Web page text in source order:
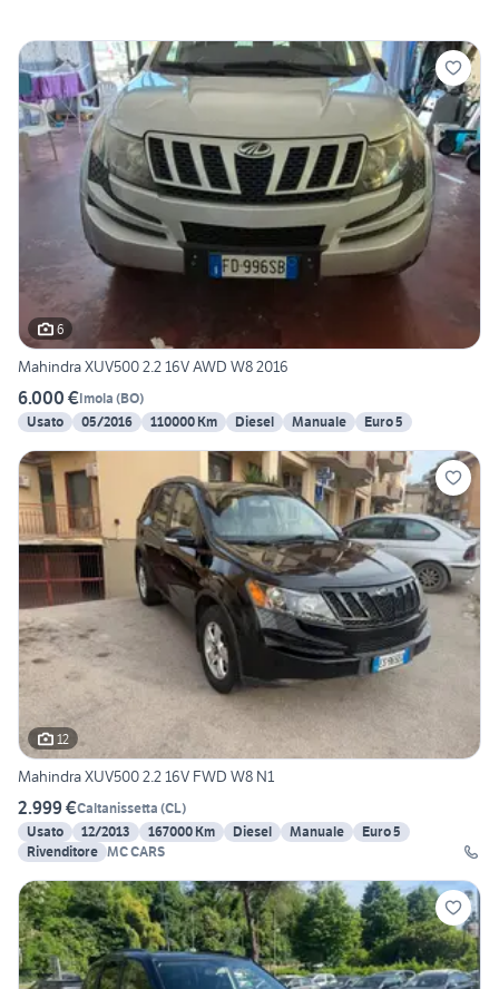
6
Mahindra XUV500 2.2 16V AWD W8 2016
6.000 €Imola (BO)
Usato
05/2016 110000 Km Diesel Manuale Euro 5
12
Mahindra XUV500 2.2 16V FWD W8 N1
2.999 €Caltanissetta (CL)
Usato
12/2013 167000 Km Diesel Manuale
Euro 5
Rivenditore MC CARS